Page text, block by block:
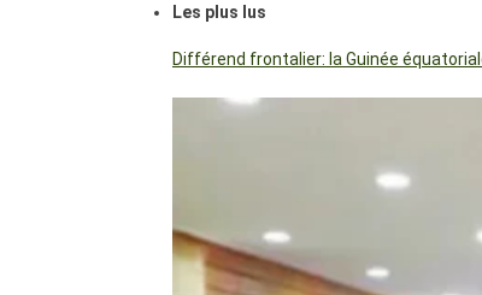
Les plus lus
Différend frontalier: la Guinée